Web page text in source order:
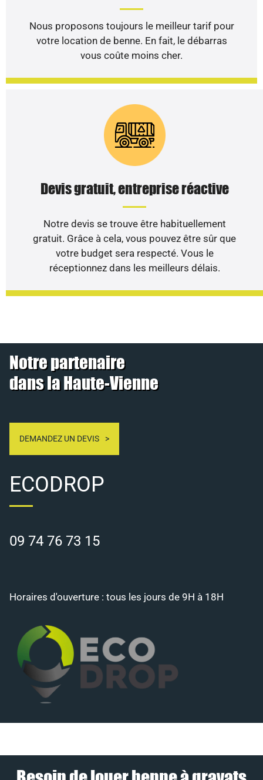
Nous proposons toujours le meilleur tarif pour
votre location de benne. En fait, le débarras
vous coûte moins cher.
Devis gratuit, entreprise réactive
Notre devis se trouve être habituellement
gratuit. Grâce à cela, vous pouvez être sûr que
votre budget sera respecté. Vous le
réceptionnez dans les meilleurs délais.
Notre partenaire
dans la Haute-Vienne
DEMANDEZ UN DEVIS
ECODROP
09 74 76 73 15
Horaires d'ouverture : tous les jours de 9H à 18H